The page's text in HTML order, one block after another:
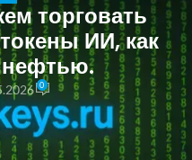
торговать
ИИ, как
нефтью.
0
разрабатывает рынок
интеллекта, сообщает
того, что крупные биржевые